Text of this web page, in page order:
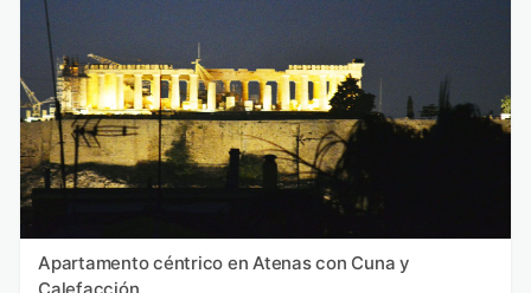
Apartamento céntrico en Atenas con Cuna y